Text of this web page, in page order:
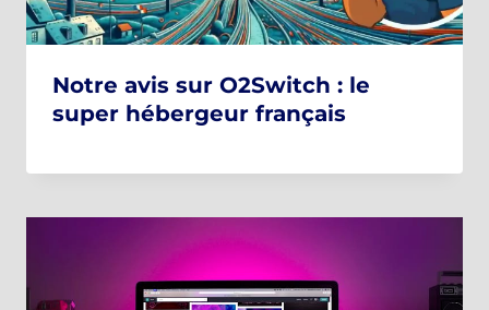
Notre avis sur O2Switch : le
super hébergeur français